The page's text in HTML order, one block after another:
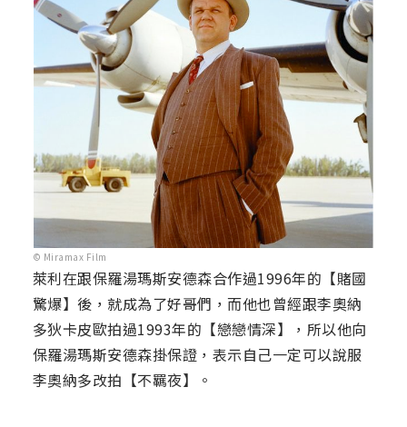
© Miramax Film
萊利在跟保羅湯瑪斯安德森合作過1996年的【賭國
驚爆】後，就成為了好哥們，而他也曾經跟李奧納
多狄卡皮歐拍過1993年的【戀戀情深】，所以他向
保羅湯瑪斯安德森掛保證，表示自己一定可以說服
李奧納多改拍【不羈夜】。